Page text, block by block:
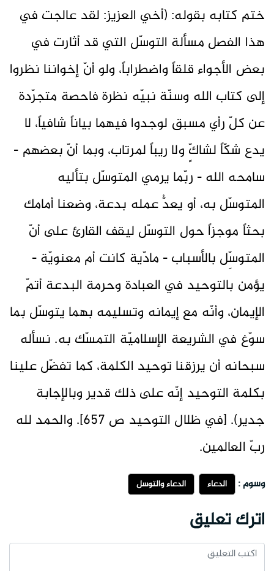
ختم كتابه بقوله: (أخي العزيز: لقد عالجت في
هذا الفصل مسألة التوسّل التي قد أثارت في
بعض الأجواء قلقاً واضطراباً، ولو أنّ إخواننا نظروا
إلى كتاب الله وسنّة نبيّه نظرة فاحصة متجرّدة
عن كلّ رأي مسبق لوجدوا فيهما بياناً شافياً، لا
يدع شكّاً لشاكٍّ ولا ريباً لمرتاب، وبما أنّ بعضهم -
سامحه الله - ربّما يرمي المتوسّل بتأليه
المتوسّل به، أو يعدُّ عمله بدعة، وضعنا أمامك
بحثاً موجزاً حول التوسّل ليقف القارئ على أنّ
المتوسِّل بالأسباب - مادّية كانت أم معنويّة -
يؤمن بالتوحيد في العبادة وحرمة البدعة أتمّ
الإيمان، وأنّه مع إيمانه وتسليمه بهما يتوسّل بما
سوّغ في الشريعة الإسلاميّة التمسّك به. نسأله
سبحانه أن يرزقنا توحيد الكلمة، كما تفضّل علينا
بكلمة التوحيد إنّه على ذلك قدير وبالإجابة
جدير). [في ظلال التوحيد ص 657]. والحمد لله
ربّ العالمين.
وسوم : الدعاء الدعاء والتوسل
اترك تعليق